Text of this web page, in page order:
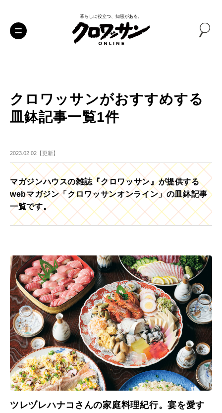
暮らしに役立つ、知恵がある。
クロワッサンがおすすめする
皿鉢記事一覧1件
2023.02.02【更新】
マガジンハウスの雑誌『クロワッサン』が提供する
webマガジン「クロワッサンオンライン」の皿鉢記事
一覧です。
ツレヅレハナコさんの家庭料理紀行。宴を愛す